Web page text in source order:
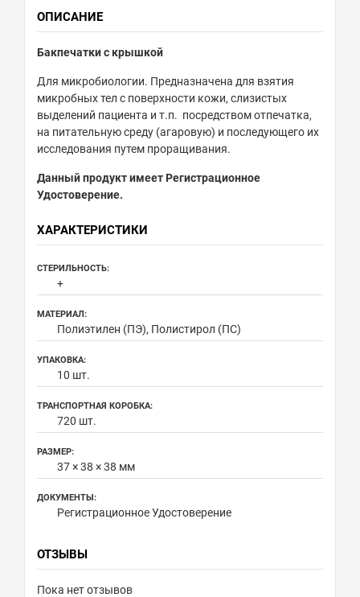
ОПИСАНИЕ
Бакпечатки с крышкой
Для микробиологии. Предназначена для взятия
микробных тел с поверхности кожи, слизистых
выделений пациента и т.п. посредством отпечатка,
на питательную среду (агаровую) и последующего их
исследования путем проращивания.
Данный продукт имеет Регистрационное
Удостоверение.
ХАРАКТЕРИСТИКИ
СТЕРИЛЬНОСТЬ:
+
МАТЕРИАЛ:
Полиэтилен (ПЭ), Полистирол (ПС)
УПАКОВКА:
10 шт.
ТРАНСПОРТНАЯ КОРОБКА:
720 шт.
РАЗМЕР:
37 × 38 × 38 мм
ДОКУМЕНТЫ:
Регистрационное Удостоверение
ОТЗЫВЫ
Пока нет отзывов